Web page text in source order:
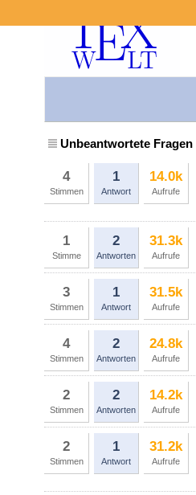
Unbeantwortete Fragen
4
Stimmen
1
Antwort
14.0k
Aufrufe
1
Stimme
2
Antworten
31.3k
Aufrufe
3
Stimmen
1
Antwort
31.5k
Aufrufe
4
Stimmen
2
Antworten
24.8k
Aufrufe
2
Stimmen
2
Antworten
14.2k
Aufrufe
2
Stimmen
1
Antwort
31.2k
Aufrufe